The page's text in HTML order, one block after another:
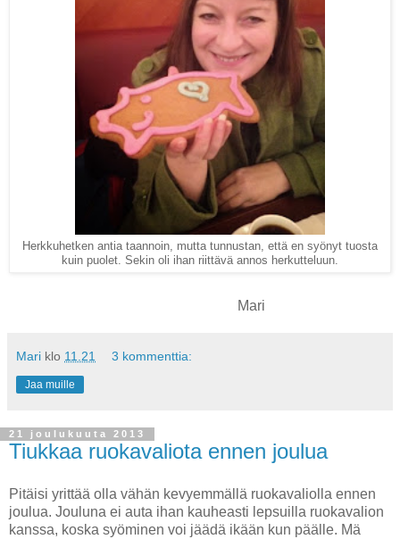
Herkkuhetken antia taannoin, mutta tunnustan, että en syönyt tuosta
kuin puolet. Sekin oli ihan riittävä annos herkutteluun.
Mari
Mari klo 11.21 3 kommenttia:
Jaa muille
21 joulukuuta 2013
Tiukkaa ruokavaliota ennen joulua
Pitäisi yrittää olla vähän kevyemmällä ruokavaliolla ennen
joulua. Jouluna ei auta ihan kauheasti lepsuilla ruokavalion
kanssa, koska syöminen voi jäädä ikään kun päälle. Mä